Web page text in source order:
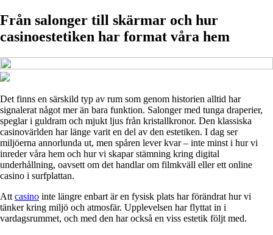
Från salonger till skärmar och hur
casinoestetiken har format våra hem
Det finns en särskild typ av rum som genom historien alltid har
signalerat något mer än bara funktion. Salonger med tunga draperier,
speglar i guldram och mjukt ljus från kristallkronor. Den klassiska
casinovärlden har länge varit en del av den estetiken. I dag ser
miljöerna annorlunda ut, men spåren lever kvar – inte minst i hur vi
inreder våra hem och hur vi skapar stämning kring digital
underhållning, oavsett om det handlar om filmkväll eller ett online
casino i surfplattan.
Att casino inte längre enbart är en fysisk plats har förändrat hur vi
tänker kring miljö och atmosfär. Upplevelsen har flyttat in i
vardagsrummet, och med den har också en viss estetik följt med.